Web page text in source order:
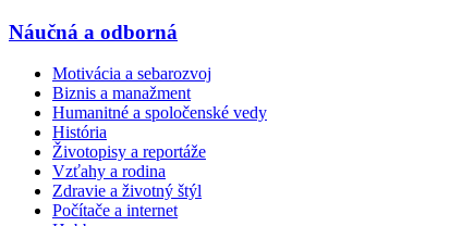
Náučná a odborná
Motivácia a sebarozvoj
Biznis a manažment
Humanitné a spoločenské vedy
História
Životopisy a reportáže
Vzťahy a rodina
Zdravie a životný štýl
Počítače a internet